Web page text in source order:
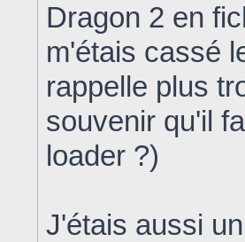
Dragon 2 en
m'étais cassé
rappelle plus
souvenir qu'il
loader ?)
J'étais aussi